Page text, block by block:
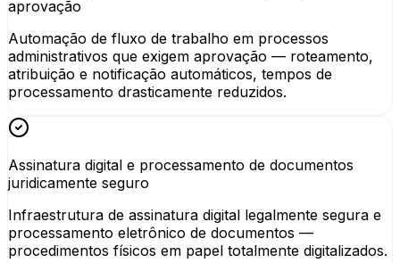
aprovação
Automação de fluxo de trabalho em processos
administrativos que exigem aprovação — roteamento,
atribuição e notificação automáticos, tempos de
processamento drasticamente reduzidos.
Assinatura digital e processamento de documentos
juridicamente seguro
Infraestrutura de assinatura digital legalmente segura e
processamento eletrônico de documentos —
procedimentos físicos em papel totalmente digitalizados.